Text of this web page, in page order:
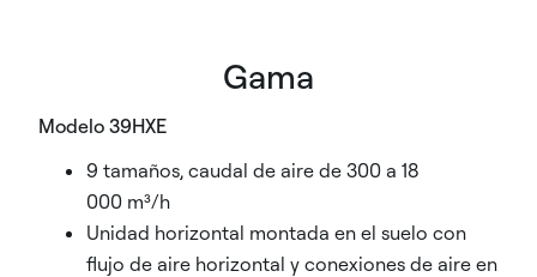
Gama
Modelo 39HXE
9 tamaños, caudal de aire de 300 a 18
000 m³/h
Unidad horizontal montada en el suelo con
flujo de aire horizontal y conexiones de aire en